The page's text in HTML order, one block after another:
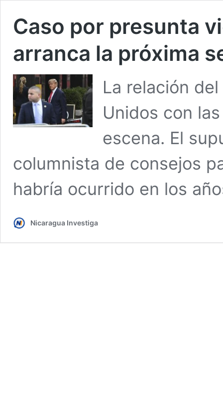
Caso por presunta
arranca la próxima
La relación
Unidos con
escena. El
columnista de consejos
habría ocurrido en los
Nicaragua Investiga